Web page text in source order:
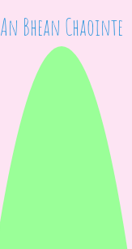
An Bhean Chaointe